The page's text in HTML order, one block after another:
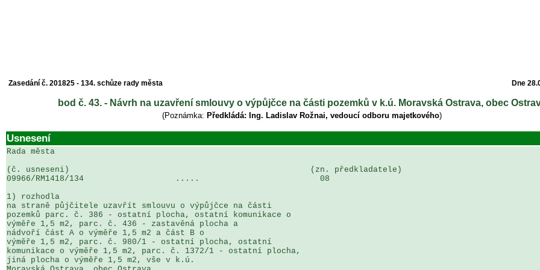
Zasedání č. 201825 - 134. schůze rady města Dne
bod č. 43. - Návrh na uzavření smlouvy o výpůjčce na části pozemků v k.ú. Moravská Ostrava, obec
(Poznámka: Předkládá: Ing. Ladislav Rožnai, vedoucí odboru majetkového)
Usnesení
Rada města
(č. usneseni)                                                  (zn. předkladatele)
09966/RM1418/134                   .....                         08
1) rozhodla
na straně půjčitele uzavřít smlouvu o výpůjčce na části
pozemků parc. č. 386 - ostatní plocha, ostatní komunikace o
výměře 1,5 m2, parc. č. 436 - zastavěná plocha a
nádvoří část A o výměře 1,5 m2 a část B o
výměře 1,5 m2, parc. č. 980/1 - ostatní plocha, ostatní
komunikace o výměře 1,5 m2, parc. č. 1372/1 - ostatní plocha,
jiná plocha o výměře 1,5 m2, vše v k.ú.